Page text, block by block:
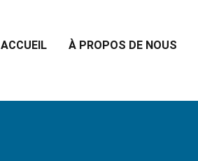
ACCUEIL À PROPOS DE NOUS